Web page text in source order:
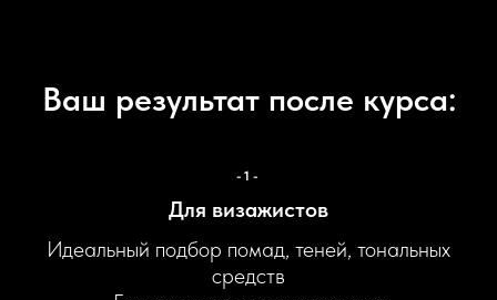
Ваш результат после курса:
-1-
Для визажистов
Идеальный подбор помад, теней, тональных
средств